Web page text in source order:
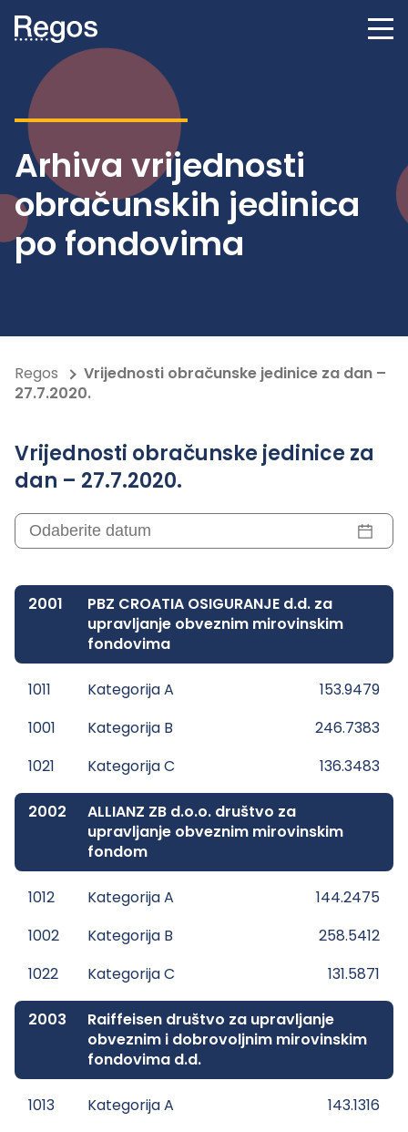
Arhiva vrijednosti
obračunskih jedinica
po fondovima
Regos
Vrijednosti obračunske jedinice za dan –
27.7.2020.
Vrijednosti obračunske jedinice za
dan – 27.7.2020.
2001
PBZ CROATIA OSIGURANJE d.d. za
upravljanje obveznim mirovinskim
fondovima
1011 Kategorija A
153.9479
1001
Kategorija B
246.7383
1021
Kategorija C 136.3483
2002
ALLIANZ ZB d.o.o. društvo za
upravljanje obveznim mirovinskim
fondom
1012 Kategorija A
144.2475
1002
Kategorija B
258.5412
1022
Kategorija C 131.5871
2003
Raiffeisen društvo za upravljanje
obveznim i dobrovoljnim mirovinskim
fondovima d.d.
1013 Kategorija A
143.1316